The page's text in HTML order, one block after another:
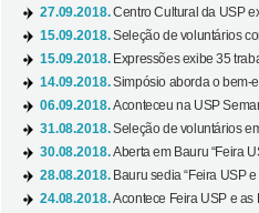
27.09.2018.Centro Cultural da USP
15.09.2018.Seleção de voluntários
15.09.2018. Expressões exibe 35
14.09.2018.Simpósio aborda o bem-
06.09.2018.Aconteceu na USP
31.08.2018.Seleção de voluntários
30.08.2018.Aberta em Bauru “Feira
28.08.2018. Bauru sedia “Feira USP
24.08.2018.Acontece Feira USP e as